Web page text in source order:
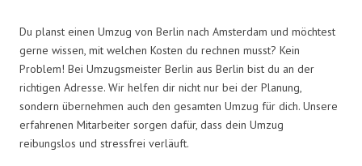
Du planst einen Umzug von Berlin nach Amsterdam und möchtest
gerne wissen, mit welchen Kosten du rechnen musst? Kein
Problem! Bei Umzugsmeister Berlin aus Berlin bist du an der
richtigen Adresse. Wir helfen dir nicht nur bei der Planung,
sondern übernehmen auch den gesamten Umzug für dich. Unsere
erfahrenen Mitarbeiter sorgen dafür, dass dein Umzug
reibungslos und stressfrei verläuft.